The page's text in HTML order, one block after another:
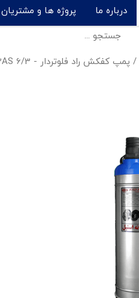
درباره ما پروژه ها و مشتریان
/ پمپ کفکش راد فلوتردار - 2AS 6/3